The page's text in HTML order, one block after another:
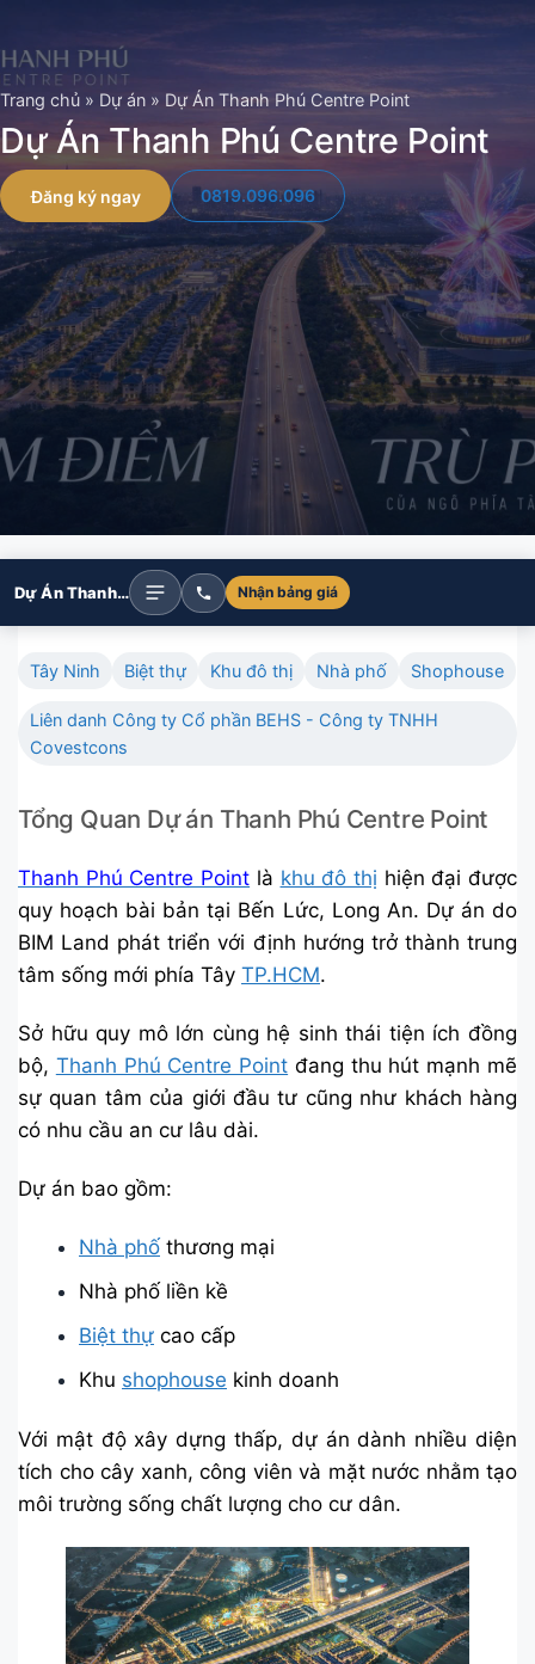
đến
nội
dung
Trang chủ » Dự án » Dự Án Thanh Phú Centre Point
Dự Án Thanh Phú Centre Point
Đăng ký ngay 0819.096.096
Dự Án Thanh Phú Centre Point Nhận bảng giá
Tây Ninh Biệt thự Khu đô thị Nhà phố Shophouse
Liên danh Công ty Cổ phần BEHS - Công ty TNHH
Covestcons
Tổng Quan Dự án Thanh Phú Centre Point
Thanh Phú Centre Point là khu đô thị hiện đại được
quy hoạch bài bản tại Bến Lức, Long An. Dự án do
BIM Land phát triển với định hướng trở thành trung
tâm sống mới phía Tây TP.HCM.
Sở hữu quy mô lớn cùng hệ sinh thái tiện ích đồng
bộ, Thanh Phú Centre Point đang thu hút mạnh mẽ
sự quan tâm của giới đầu tư cũng như khách hàng
có nhu cầu an cư lâu dài.
Dự án bao gồm:
Nhà phốthương mại
Nhà phố liền kề
Biệt thự cao cấp
Khu shophouse kinh doanh
Với mật độ xây dựng thấp, dự án dành nhiều diện
tích cho cây xanh, công viên và mặt nước nhằm tạo
môi trường sống chất lượng cho cư dân.